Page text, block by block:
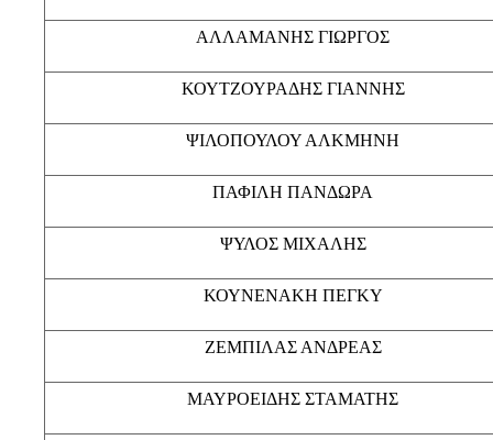
ΑΛΛΑΜΑΝΗΣ ΓΙΩΡΓΟΣ
ΚΟΥΤΖΟΥΡΑΔΗΣ ΓΙΑΝΝΗΣ
ΨΙΛΟΠΟΥΛΟΥ ΑΛΚΜΗΝΗ
ΠΑΦΙΛΗ ΠΑΝΔΩΡΑ
ΨΥΛΟΣ ΜΙΧΑΛΗΣ
ΚΟΥΝΕΝΑΚΗ ΠΕΓΚΥ
ΖΕΜΠΙΛΑΣ ΑΝΔΡΕΑΣ
ΜΑΥΡΟΕΙΔΗΣ ΣΤΑΜΑΤΗΣ